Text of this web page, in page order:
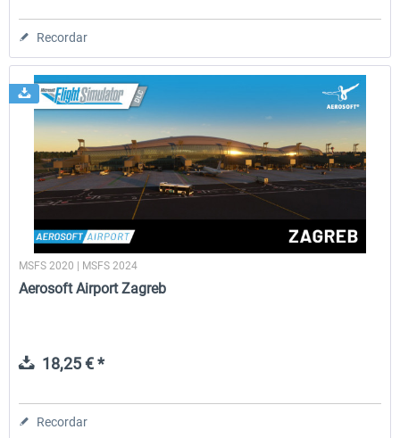
Recordar
MSFS 2020 | MSFS 2024
Aerosoft Airport Zagreb
18,25 € *
Recordar